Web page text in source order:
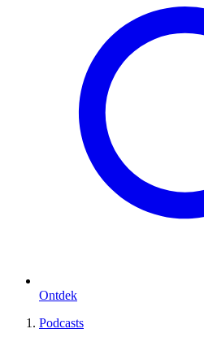
Ontdek
Podcasts